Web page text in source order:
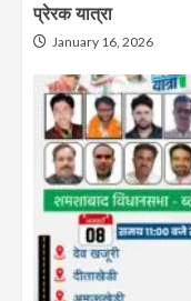
प्रेरक यात्रा
January 16, 2026